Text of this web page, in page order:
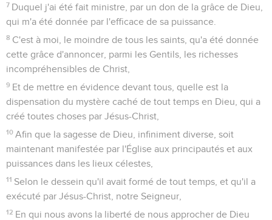
7 Duquel j'ai été fait ministre, par un don de la grâce de Dieu,
qui m'a été donnée par l'efficace de sa puissance.
8 C'est à moi, le moindre de tous les saints, qu'a été donnée
cette grâce d'annoncer, parmi les Gentils, les richesses
incompréhensibles de Christ,
9 Et de mettre en évidence devant tous, quelle est la
dispensation du mystère caché de tout temps en Dieu, qui a
créé toutes choses par Jésus-Christ,
10 Afin que la sagesse de Dieu, infiniment diverse, soit
maintenant manifestée par l'Église aux principautés et aux
puissances dans les lieux célestes,
11 Selon le dessein qu'il avait formé de tout temps, et qu'il a
exécuté par Jésus-Christ, notre Seigneur,
12 En qui nous avons la liberté de nous approcher de Dieu